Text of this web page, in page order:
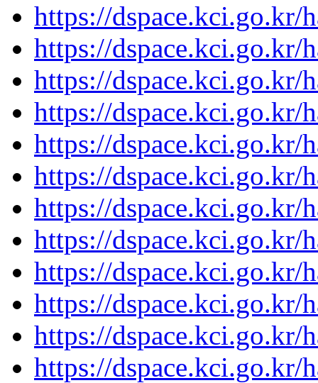
https://dspace.kci.go.kr/
https://dspace.kci.go.kr/
https://dspace.kci.go.kr/
https://dspace.kci.go.kr/
https://dspace.kci.go.kr/
https://dspace.kci.go.kr/
https://dspace.kci.go.kr/
https://dspace.kci.go.kr/
https://dspace.kci.go.kr/
https://dspace.kci.go.kr/
https://dspace.kci.go.kr/
https://dspace.kci.go.kr/